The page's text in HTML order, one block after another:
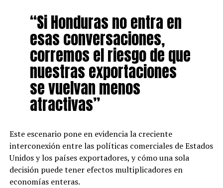
“Si Honduras no entra en
esas conversaciones,
corremos el riesgo de que
nuestras exportaciones
se vuelvan menos
atractivas”
Este escenario pone en evidencia la creciente
interconexión entre las políticas comerciales de Estados
Unidos y los países exportadores, y cómo una sola
decisión puede tener efectos multiplicadores en
economías enteras.